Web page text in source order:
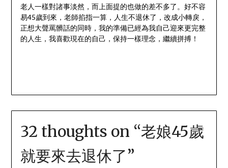
老人一樣對諸事淡然，而上面提的也做的差不多了。好不容
易45歲到來，老師掐指一算，人生不退休了，改成小轉戾，
正想大聲罵髒話的同時，我的準備已經為我自己迎來更完整
的人生，我喜歡現在的自己，保持一樣理念，繼續拼搏！
32 thoughts on “老娘45歲
就要來去退休了”